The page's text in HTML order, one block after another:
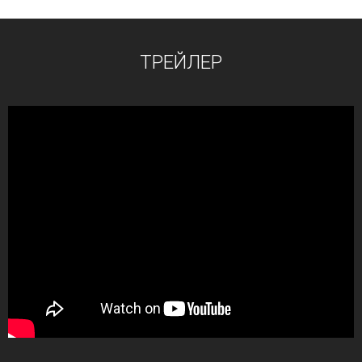
ТРЕЙЛЕР